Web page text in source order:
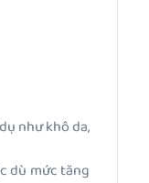
như khô da,
dù mức tăng